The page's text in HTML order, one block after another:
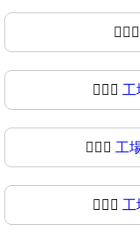
👨🏻‍⚖
👨🏼‍⚖️ 工
👨🏼‍⚖ 工
👨🏽‍⚖️ 工